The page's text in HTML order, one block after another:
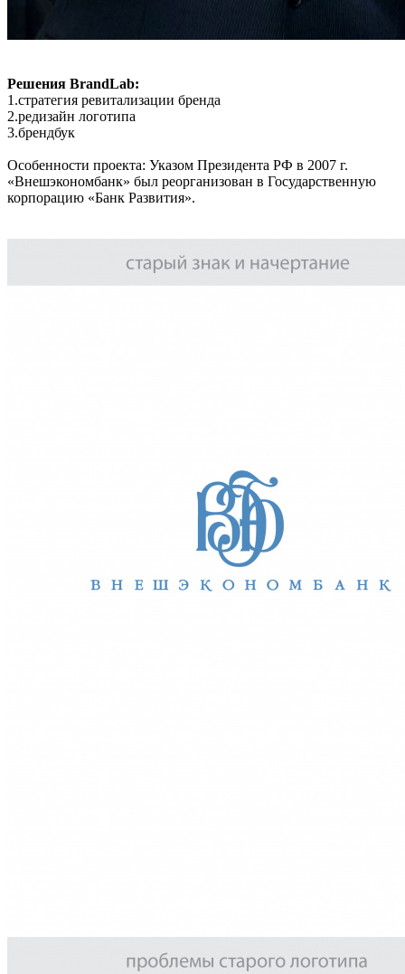
Решения BrandLab:
1.стратегия ревитализации бренда
2.редизайн логотипа
3.брендбук
Особенности проекта: Указом Президента РФ в 2007 г.
«Внешэкономбанк» был реорганизован в Государственную
корпорацию «Банк Развития».